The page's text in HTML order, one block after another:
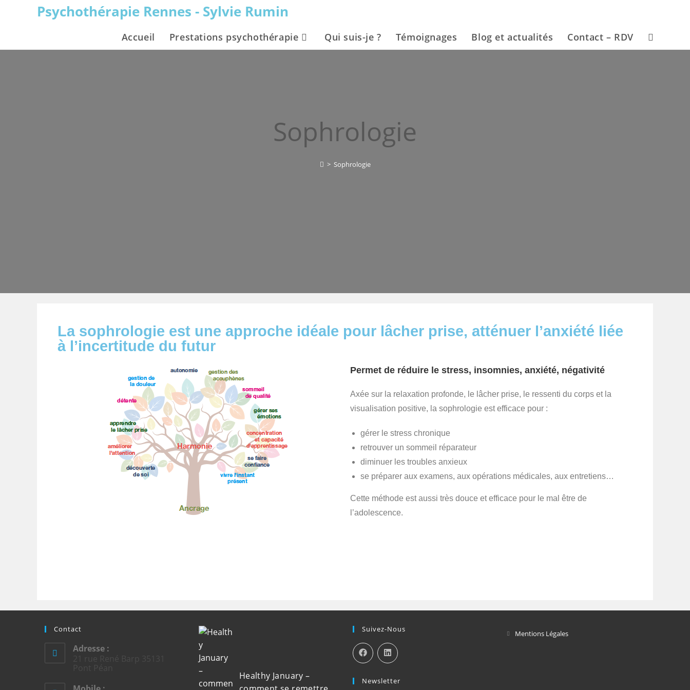
Psychothérapie Rennes - Sylvie Rumin
Accueil Prestations psychothérapie Qui suis-je ? Témoignages Blog et actualités Contact – RDV
Sophrologie
> Sophrologie
La sophrologie est une approche idéale pour lâcher prise, atténuer l’anxiété liée
à l’incertitude du futur
Permet de réduire le stress, insomnies, anxiété, négativité
Axée sur la relaxation profonde, le lâcher prise, le ressenti du corps et la
visualisation positive, la sophrologie est efficace pour :
gérer le stress chronique
retrouver un sommeil réparateur
diminuer les troubles anxieux
se préparer aux examens, aux opérations médicales, aux entretiens…
Cette méthode est aussi très douce et efficace pour le mal être de
l’adolescence.
Contact
Adresse :
21 rue René Barp 35131
Pont Péan
Healthy January –
Suivez-Nous
Newsletter
Mentions Légales